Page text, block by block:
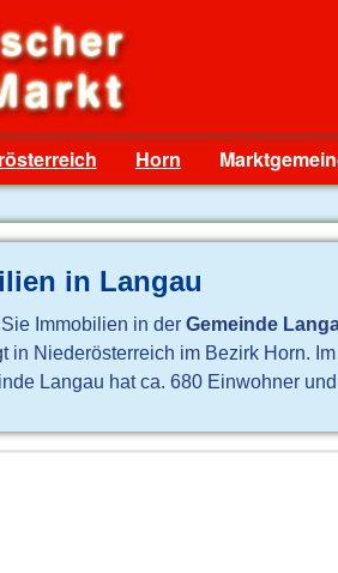
Horn
in Langau
Immobilien in der Gemeinde
in Niederösterreich im Bezirk Horn.
Langau hat ca. 680 Einwohner